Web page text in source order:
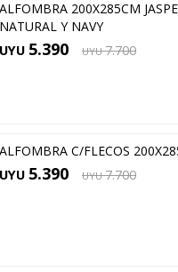
ALFOMBRA 200X285CM
NATURAL Y NAVY
UYU 5.390 UYU 7.700
ALFOMBRA C/FLECOS
UYU 5.390 UYU 7.700